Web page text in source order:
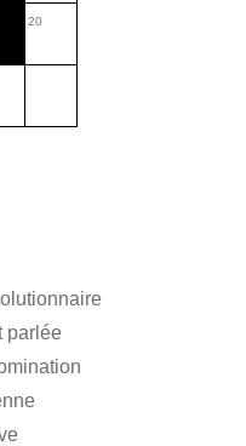
20
parlée